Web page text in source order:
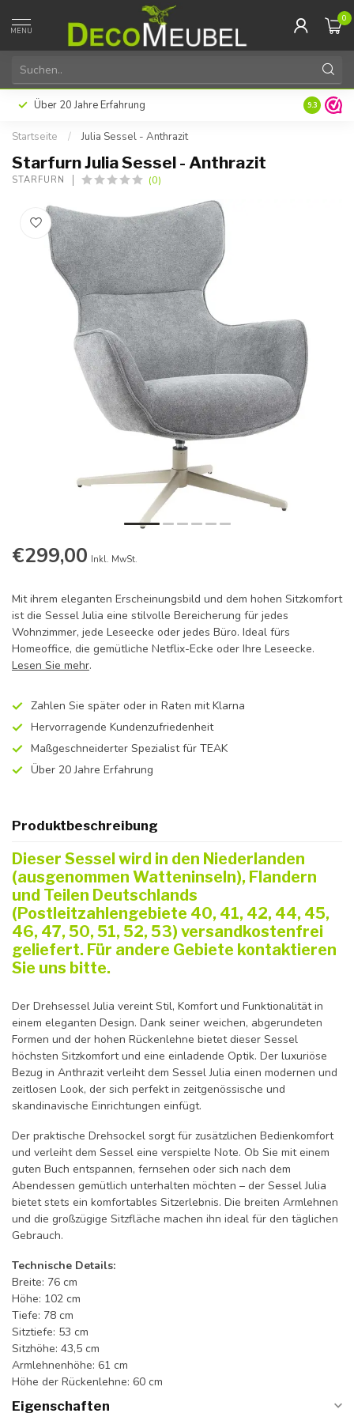
MENU
0
Über 20 Jahre Erfahrung 9.3
Startseite / Julia Sessel - Anthrazit
Starfurn Julia Sessel - Anthrazit
STARFURN (0)
€299,00 Inkl. MwSt.
Mit ihrem eleganten Erscheinungsbild und dem hohen Sitzkomfort
ist die Sessel Julia eine stilvolle Bereicherung für jedes
Wohnzimmer, jede Leseecke oder jedes Büro. Ideal fürs
Homeoffice, die gemütliche Netflix-Ecke oder Ihre Leseecke.
Lesen Sie mehr.
Zahlen Sie später oder in Raten mit Klarna
Hervorragende Kundenzufriedenheit
Maßgeschneiderter Spezialist für TEAK
Über 20 Jahre Erfahrung
Produktbeschreibung
Dieser Sessel wird in den Niederlanden
(ausgenommen Watteninseln), Flandern
und Teilen Deutschlands
(Postleitzahlengebiete 40, 41, 42, 44, 45,
46, 47, 50, 51, 52, 53) versandkostenfrei
geliefert. Für andere Gebiete kontaktieren
Sie uns bitte.
Der Drehsessel Julia vereint Stil, Komfort und Funktionalität in
einem eleganten Design. Dank seiner weichen, abgerundeten
Formen und der hohen Rückenlehne bietet dieser Sessel
höchsten Sitzkomfort und eine einladende Optik. Der luxuriöse
Bezug in Anthrazit verleiht dem Sessel Julia einen modernen und
zeitlosen Look, der sich perfekt in zeitgenössische und
skandinavische Einrichtungen einfügt.
Der praktische Drehsockel sorgt für zusätzlichen Bedienkomfort
und verleiht dem Sessel eine verspielte Note. Ob Sie mit einem
guten Buch entspannen, fernsehen oder sich nach dem
Abendessen gemütlich unterhalten möchten – der Sessel Julia
bietet stets ein komfortables Sitzerlebnis. Die breiten Armlehnen
und die großzügige Sitzfläche machen ihn ideal für den täglichen
Gebrauch.
Technische Details:
Breite: 76 cm
Höhe: 102 cm
Tiefe: 78 cm
Sitztiefe: 53 cm
Sitzhöhe: 43,5 cm
Armlehnenhöhe: 61 cm
Höhe der Rückenlehne: 60 cm
Eigenschaften